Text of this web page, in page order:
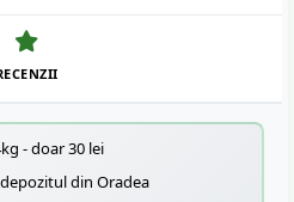
- doar 30 lei
din Oradea